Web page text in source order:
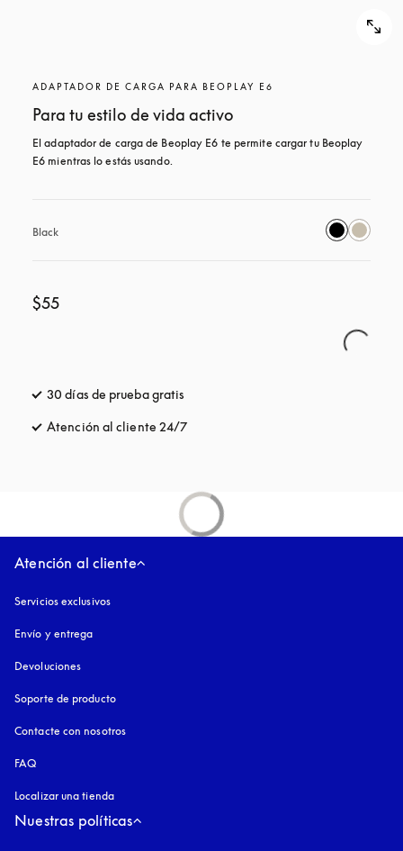
ADAPTADOR DE CARGA PARA BEOPLAY E6
Para tu estilo de vida activo
El adaptador de carga de Beoplay E6 te permite cargar tu Beoplay
E6 mientras lo estás usando.
Black
$55
30 días de prueba gratis
Atención al cliente 24/7
Atención al cliente
Servicios exclusivos
Envío y entrega
Devoluciones
Soporte de producto
Contacte con nosotros
FAQ
Localizar una tienda
Nuestras políticas